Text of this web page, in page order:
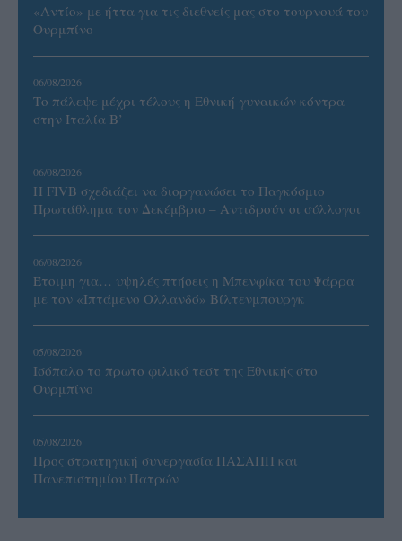
«Αντίο» με ήττα για τις διεθνείς μας στο τουρνουά του
Ουρμπίνο
06/08/2026
Το πάλεψε μέχρι τέλους η Εθνική γυναικών κόντρα
στην Ιταλία Β’
06/08/2026
Η FIVB σχεδιάζει να διοργανώσει το Παγκόσμιο
Πρωτάθλημα τον Δεκέμβριο – Αντιδρούν οι σύλλογοι
06/08/2026
Έτοιμη για… υψηλές πτήσεις η Μπενφίκα του Ψάρρα
με τον «Ιπτάμενο Ολλανδό» Βίλτενμπουργκ
05/08/2026
Ισόπαλο το πρωτο φιλικό τεστ της Εθνικής στο
Ουρμπίνο
05/08/2026
Προς στρατηγική συνεργασία ΠΑΣΑΠΠ και
Πανεπιστημίου Πατρών